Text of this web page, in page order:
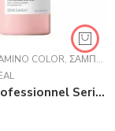
COLOR, ΣΑΜΠΟΥΆΝ
L’Oréal Professionnel Serie Expert Vitamino Color Shampoo 1500ml